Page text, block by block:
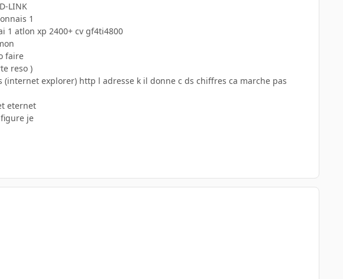
LINK
1
1 atlon xp 2400+ cv gf4ti4800
faire
reso )
explorer) http l adresse k il donne c ds chiffres ca marche pas
eternet
je